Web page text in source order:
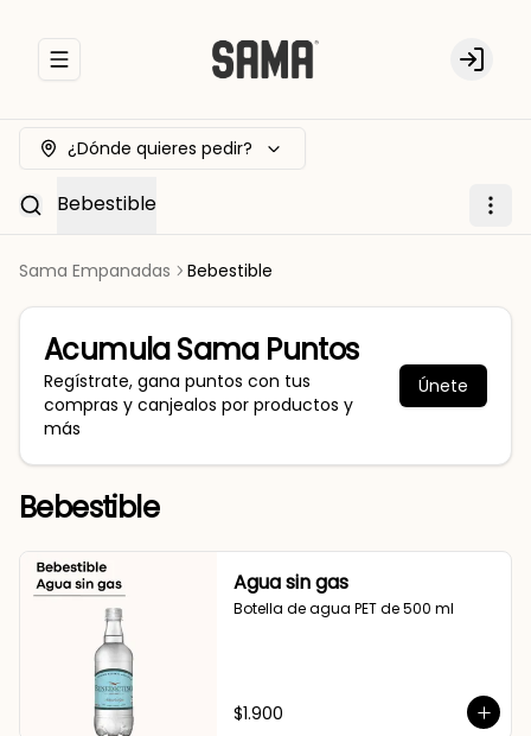
Abrir menu de navegación Login
¿Dónde quieres pedir?
Bebestible
Sama Empanadas Bebestible
AcumulaSama Puntos
Regístrate, gana puntos con tus
compras y canjealos por productos y
más
Únete
Bebestible
Agua sin gas
Botella de agua PET de 500 ml
$1.900